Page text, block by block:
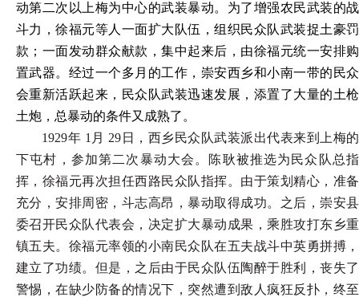
动第二次以上梅为中心的武装暴动。为了增强农民武装的战
斗力，徐福元等人一面扩大队伍，组织民众队武装捉土豪罚
款；一面发动群众献款，集中起来后，由徐福元统一安排购
置武器。经过一个多月的工作，崇安西乡和小南一带的民众
会重新活跃起来，民众队武装迅速发展，添置了大量的土枪
土炮，总暴动的条件又成熟了。
1929年 1月 29日，西乡民众队武装派出代表来到上梅的
下屯村，参加第二次暴动大会。陈耿被推选为民众队总指
挥，徐福元再次担任西路民众队指挥。由于策划精心，准备
充分，安排周密，斗志高昂，暴动取得成功。之后，崇安县
委召开民众队代表会，决定扩大暴动成果，乘胜攻打东乡重
镇五夫。徐福元率领的小南民众队在五夫战斗中英勇拼搏，
建立了功绩。但是，之后由于民众队伍陶醉于胜利，丧失了
警惕，在缺少防备的情况下，突然遭到敌人疯狂反扑，终至